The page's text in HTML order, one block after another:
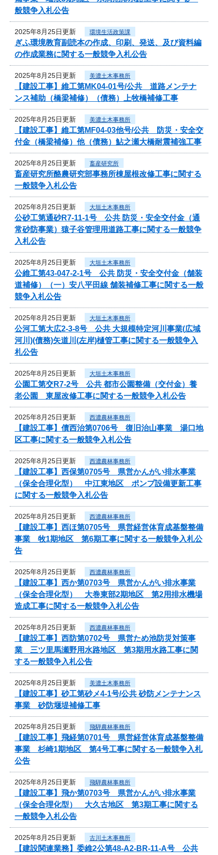
般競争入札公告
2025年8月25日更新 環境生活政策課
ぎふ環境教育副読本の作成、印刷、発送、及び資料編
の作成業務に関する一般競争入札公告
2025年8月25日更新 美濃土木事務所
【建設工事】維工第MK04-01号/公共 道路メンテナ
ンス補助（橋梁補修）（債務）上牧橋補修工事
2025年8月25日更新 美濃土木事務所
【建設工事】維工第MF04-03他号/公共 防災・安全交
付金（橋梁補修）他（債務）鮎之瀬大橋耐震補強工事
2025年8月25日更新 畜産研究所
畜産研究所酪農研究部事務所棟屋根改修工事に関する
一般競争入札公告
2025年8月25日更新 大垣土木事務所
公砂工第通砂R7-11-1号 公共 防災・安全交付金（通
常砂防事業）猿子谷管理用道路工事に関する一般競争
入札公告
2025年8月25日更新 大垣土木事務所
公維工第43-047-2-1号 公共 防災・安全交付金（舗装
道補修）（一）安八平田線 舗装補修工事に関する一般
競争入札公告
2025年8月25日更新 大垣土木事務所
公河工第大広2-3-8号 公共 大規模特定河川事業(広域
河川)(債務)矢道川(左岸)樋管工事に関する一般競争入
札公告
2025年8月25日更新 大垣土木事務所
公園工第交R7-2号 公共 都市公園整備（交付金）養
老公園 東屋改修工事に関する一般競争入札公告
2025年8月25日更新 西濃農林事務所
【建設工事】債西治第0706号 復旧治山事業 湯口地
区工事に関する一般競争入札公告
2025年8月25日更新 西濃農林事務所
【建設工事】西保第0705号 県営かんがい排水事業
（保全合理化型） 中江東地区 ポンプ設備更新工事
に関する一般競争入札公告
2025年8月25日更新 西濃農林事務所
【建設工事】西ほ第0705号 県営経営体育成基盤整備
事業 牧1期地区 第6期工事に関する一般競争入札公
告
2025年8月25日更新 西濃農林事務所
【建設工事】西か第0703号 県営かんがい排水事業
（保全合理化型） 大巻東部2期地区 第2用排水機場
造成工事に関する一般競争入札公告
2025年8月25日更新 西濃農林事務所
【建設工事】西防第0702号 県営ため池防災対策事
業 三ツ里馬瀬野用水路地区 第3期用水路工事に関
する一般競争入札公告
2025年8月25日更新 美濃土木事務所
【建設工事】砂工第砂メ4-1号/公共 砂防メンテナンス
事業 砂防堰堤補修工事
2025年8月25日更新 飛騨農林事務所
【建設工事】飛経第0701号 県営経営体育成基盤整備
事業 杉崎1期地区 第4号工事に関する一般競争入札
公告
2025年8月25日更新 飛騨農林事務所
【建設工事】飛か第0703号 県営かんがい排水事業
（保全合理化型） 大久古地区 第3期工事に関する
一般競争入札公告
2025年8月25日更新 古川土木事務所
【建設関連業務】委維2公第48-A2-BR-11-A号 公共